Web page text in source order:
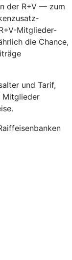
der R+V — zum
Mitglieder-
die Chance,
und Tarif,
Mitglieder